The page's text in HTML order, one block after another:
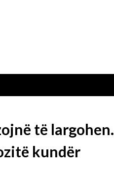
të largohen.
kundër